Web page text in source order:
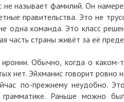
называет фамилий. Он
правительства. Это не
одна команда. Это класс
часть страны живёт за её
Обычно, когда о каком-
нет. Эйхманис говорит ровно
по-прежнему неудобно.
Раньше можно